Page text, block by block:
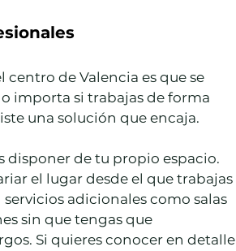
de Valencia es que se
importa si trabajas de forma
una solución que encaja.
disponer de tu propio espacio.
el lugar desde el que trabajas
adicionales como salas
sin que tengas que
Si quieres conocer en detalle